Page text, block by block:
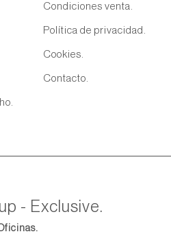
Condiciones venta.
Política de privacidad.
Cookies.
Contacto.
- Exclusive.